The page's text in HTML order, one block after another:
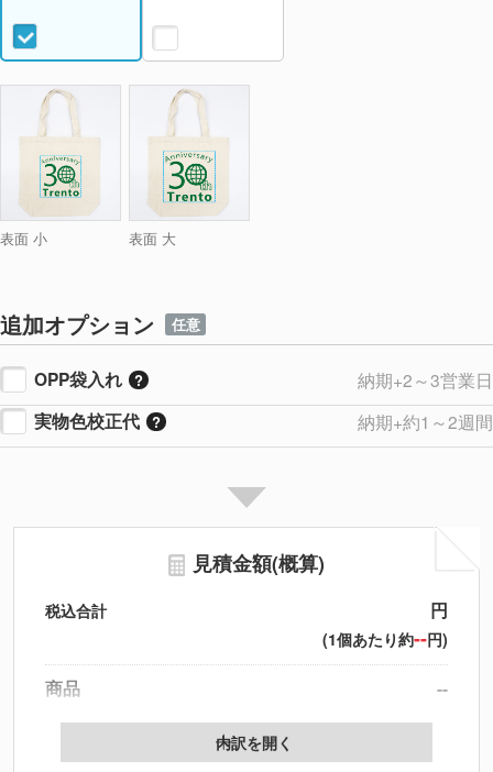
表面 小 表面 大
追加オプション 任意
OPP袋入れ
納期+2～3営業日
実物色校正代
納期+約1～2週間
見積金額(概算)
税込合計 円
(1個あたり約--円)
商品
--
製版代
内訳を開く